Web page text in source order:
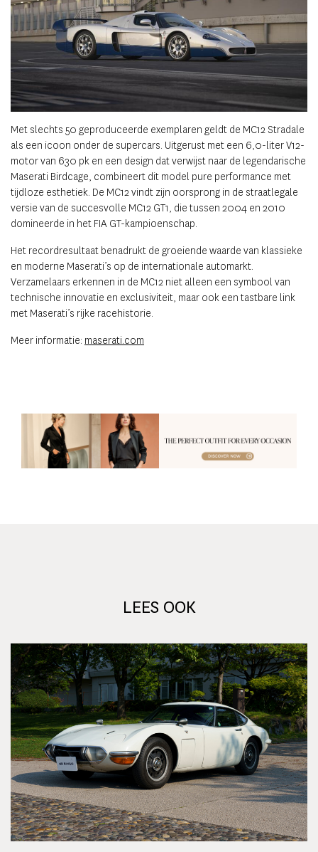
Met slechts 50 geproduceerde exemplaren geldt de MC12 Stradale
als een icoon onder de supercars. Uitgerust met een 6,0-liter V12-
motor van 630 pk en een design dat verwijst naar de legendarische
Maserati Birdcage, combineert dit model pure performance met
tijdloze esthetiek. De MC12 vindt zijn oorsprong in de straatlegale
versie van de succesvolle MC12 GT1, die tussen 2004 en 2010
domineerde in het FIA GT-kampioenschap.
Het recordresultaat benadrukt de groeiende waarde van klassieke
en moderne Maserati’s op de internationale automarkt.
Verzamelaars erkennen in de MC12 niet alleen een symbool van
technische innovatie en exclusiviteit, maar ook een tastbare link
met Maserati’s rijke racehistorie.
Meer informatie: maserati.com
LEES OOK